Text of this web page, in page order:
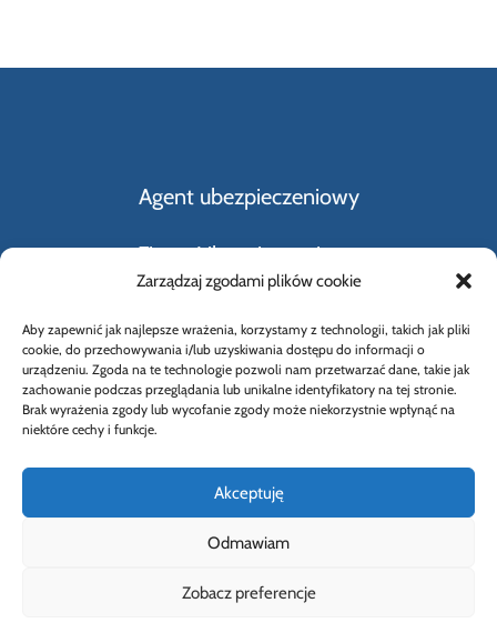
Zarządzaj zgodami plików cookie
Aby zapewnić jak najlepsze wrażenia, korzystamy z technologii, takich jak pliki
cookie, do przechowywania i/lub uzyskiwania dostępu do informacji o
urządzeniu. Zgoda na te technologie pozwoli nam przetwarzać dane, takie jak
zachowanie podczas przeglądania lub unikalne identyfikatory na tej stronie.
Brak wyrażenia zgody lub wycofanie zgody może niekorzystnie wpłynąć na
niektóre cechy i funkcje.
Akceptuję
Odmawiam
Zobacz preferencje
Agent ubezpieczeniowy
Firmy Ubezpieczeniowe
Rodzaje ubezpieczeń
Słownik Pojęć Ubezpieczeniowych
prywatności